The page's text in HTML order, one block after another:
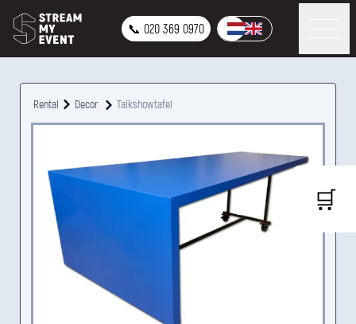
📞 020 369 0970
Rental Decor Talkshowtafel
🛒